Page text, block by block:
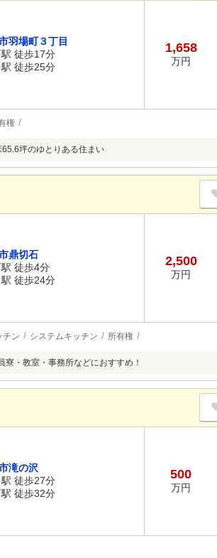
羽場町３丁目
徒歩17分
徒歩25分
1,658
万円
権
坪のゆとりある住まい
鼎切石
徒歩4分
徒歩24分
2,500
万円
チン システムキッチン 所有権
寮・教室・事務所などにおすすめ！
滝の沢
徒歩27分
徒歩32分
500
万円